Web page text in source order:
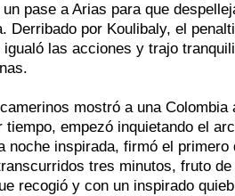
pase a Arias para que
Derribado por Koulibaly, el
las acciones y trajo
mostró a una Colombia
tiempo, empezó inquietando el
noche inspirada, firmó el primero
tres minutos, fruto
recogió y con un inspirado